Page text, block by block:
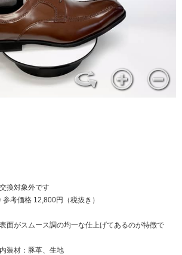
換対象外です
参考価格 12,800円（税抜き）
面がスムース調の均一な仕上げてあるのが特徴で
装材：豚革、生地